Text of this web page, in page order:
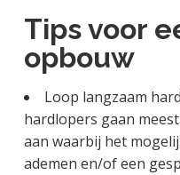
Tips voor
opbouw
Loop langzaam
hardlopers gaan
aan waarbij het
ademen en/of een